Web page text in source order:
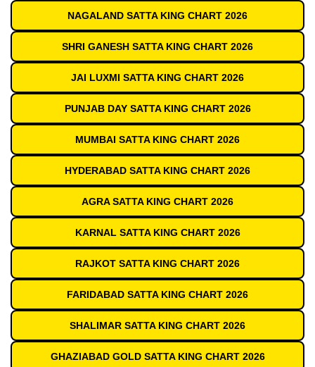
NAGALAND SATTA KING CHART 2026
SHRI GANESH SATTA KING CHART 2026
JAI LUXMI SATTA KING CHART 2026
PUNJAB DAY SATTA KING CHART 2026
MUMBAI SATTA KING CHART 2026
HYDERABAD SATTA KING CHART 2026
AGRA SATTA KING CHART 2026
KARNAL SATTA KING CHART 2026
RAJKOT SATTA KING CHART 2026
FARIDABAD SATTA KING CHART 2026
SHALIMAR SATTA KING CHART 2026
GHAZIABAD GOLD SATTA KING CHART 2026